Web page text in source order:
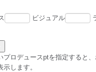
ビジュアル
プロデュースptを指定すると
します。